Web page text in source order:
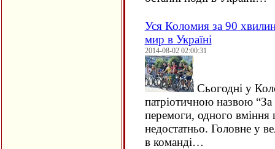
Уся Коломия за 90
мир в Україні
2014-08-02 02:00:31
Сьогодні у
патріотичною назвою “За
перемоги, одного вміння
недостатньо. Головне у
в команді…